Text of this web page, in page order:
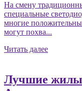
На смену
специальные
многие
могут похва...
Читать далее
Лучшие